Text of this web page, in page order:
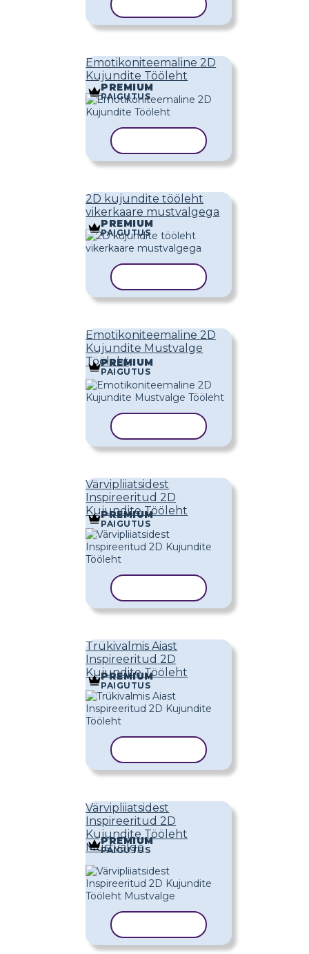
Emotikoniteemaline 2D
Kujundite Tööleht
PREMIUM
PAIGUTUS
2D kujundite tööleht
vikerkaare mustvalgega
PREMIUM
PAIGUTUS
Emotikoniteemaline 2D
Kujundite Mustvalge
Tööleht
PREMIUM
PAIGUTUS
Värvipliiatsidest
Inspireeritud 2D
Kujundite Tööleht
PREMIUM
PAIGUTUS
Trükivalmis Aiast
Inspireeritud 2D
Kujundite Tööleht
PREMIUM
PAIGUTUS
Värvipliiatsidest
Inspireeritud 2D
Kujundite Tööleht
Mustvalge
PREMIUM
PAIGUTUS